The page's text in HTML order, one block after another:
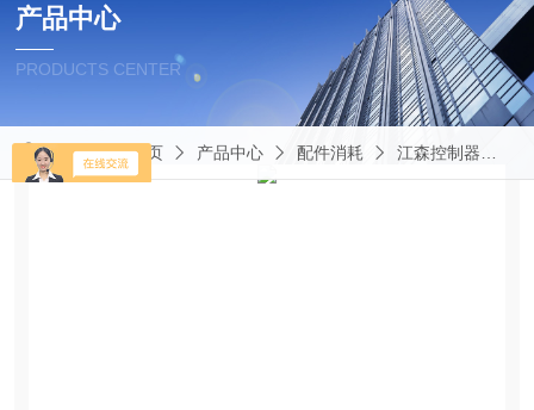
产品中心
PRODUCTS CENTER
当前位置：首页 产品中心 配件消耗 江森控制器